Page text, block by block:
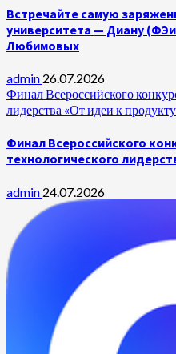
Встречайте самую
университета — Диану
Любимовых
admin 26.07.2026
Финал Всероссийского
лидерства «От идеи к
Финал Всероссийского
технологического
admin 24.07.2026